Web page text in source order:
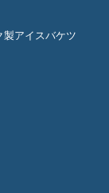
製アイスバケツ